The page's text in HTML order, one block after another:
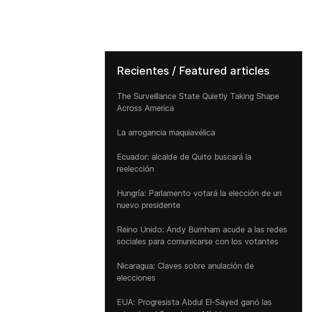
Recientes / Featured articles
The Surveillance State Quietly Taking Shape
Across America
La arrogancia maquiavélica
Ecuador: alcalde de Quito buscará la
reelección
Hungría: Parlamento votará la elección de un
nuevo presidente
Reino Unido: Andy ‌Burnham acude a las redes
sociales para comunicarse con los votantes
Nicaragua: Claves sobre anulación de
elecciones
EUA: Progresista Abdul El-Sayed ganó las